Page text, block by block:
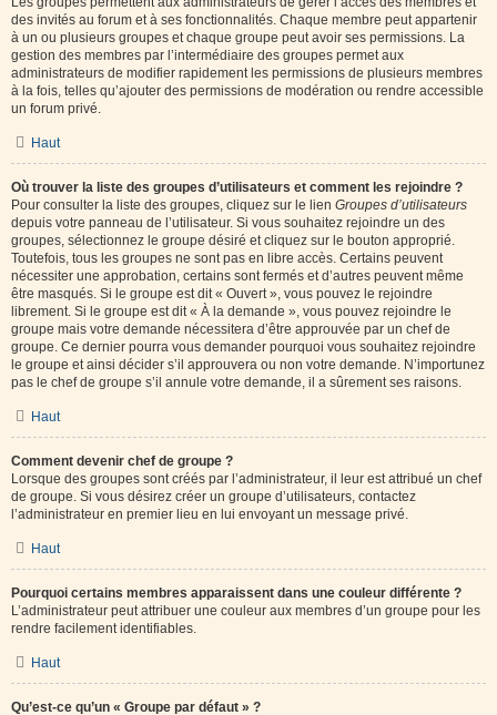
des invités au forum et à ses fonctionnalités. Chaque membre peut appartenir
à un ou plusieurs groupes et chaque groupe peut avoir ses permissions. La
gestion des membres par l’intermédiaire des groupes permet aux
administrateurs de modifier rapidement les permissions de plusieurs membres
à la fois, telles qu’ajouter des permissions de modération ou rendre accessible
un forum privé.
Haut
Où trouver la liste des groupes d’utilisateurs et comment les rejoindre ?
Pour consulter la liste des groupes, cliquez sur le lien Groupes d’utilisateurs
depuis votre panneau de l’utilisateur. Si vous souhaitez rejoindre un des
groupes, sélectionnez le groupe désiré et cliquez sur le bouton approprié.
Toutefois, tous les groupes ne sont pas en libre accès. Certains peuvent
nécessiter une approbation, certains sont fermés et d’autres peuvent même
être masqués. Si le groupe est dit « Ouvert », vous pouvez le rejoindre
librement. Si le groupe est dit « À la demande », vous pouvez rejoindre le
groupe mais votre demande nécessitera d’être approuvée par un chef de
groupe. Ce dernier pourra vous demander pourquoi vous souhaitez rejoindre
le groupe et ainsi décider s’il approuvera ou non votre demande. N’importunez
pas le chef de groupe s’il annule votre demande, il a sûrement ses raisons.
Haut
Comment devenir chef de groupe ?
Lorsque des groupes sont créés par l’administrateur, il leur est attribué un chef
de groupe. Si vous désirez créer un groupe d’utilisateurs, contactez
l’administrateur en premier lieu en lui envoyant un message privé.
Haut
Pourquoi certains membres apparaissent dans une couleur différente ?
L’administrateur peut attribuer une couleur aux membres d’un groupe pour les
rendre facilement identifiables.
Haut
Qu’est-ce qu’un « Groupe par défaut » ?